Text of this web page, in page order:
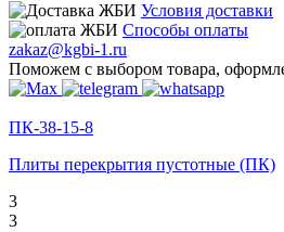
Условия доставки
Способы оплаты
zakaz@kgbi-1.ru
Поможем с выбором товара,
ПК-38-15-8
Плиты перекрытия пустотные (ПК)
3
3